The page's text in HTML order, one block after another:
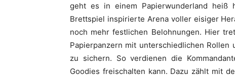
geht es in einem Papierwunderland heiß
Brettspiel inspirierte Arena voller eisiger
noch mehr festlichen Belohnungen. Hier
Papierpanzern mit unterschiedlichen
zu sichern. So verdienen die
Goodies freischalten kann. Dazu zählt mit